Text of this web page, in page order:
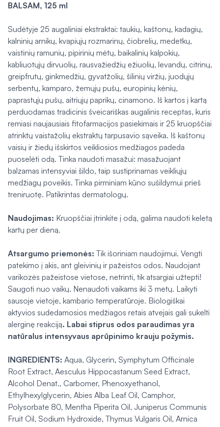
BALSAM, 125 ml
Sudėtyje 25 augaliniai ekstraktai: taukių, kaštonų, kadagių,
kalninių arnikų, kvapiųjų rozmarinų, čiobrelių, medetkų,
vaistinių ramunių, pipirinių mėtų, baikalinių kalpokių,
kabliuotųjų dirvuolių, rausvažiedžių ežiuolių, levandų, citrinų,
greipfrutų, ginkmedžių, gyvatžolių, šilinių viržių, juodųjų
serbentų, kamparo, žemųjų pušų, europinių kėnių,
paprastųjų pušų, aitriųjų paprikų, cinamono. Iš kartos į kartą
perduodamas tradicinis šveicariškas augalinis receptas, kuris
remiasi naujausiais fitofarmacijos pasiekimais ir 25 kruopščiai
atrinktų vaistažolių ekstraktų tarpusavio sąveika. Iš kaštonų
vaisių ir žiedų išskirtos veikliosios medžiagos padeda
puoselėti odą. Tinka naudoti masažui: masažuojant
balzamas intensyviai šildo, taip sustiprinamas veikliųjų
medžiagų poveikis. Tinka pirminiam kūno sušildymui prieš
treniruotę. Patikrintas dermatologų.
Naudojimas: Kruopščiai įtrinkite į odą, galima naudoti keletą
kartų per dieną.
Atsargumo priemonės: Tik išoriniam naudojimui. Vengti
patekimo į akis, ant gleivinių ir pažeistos odos. Naudojant
varikozės pažeistose vietose, netrinti, tik atsargiai užtepti!
Saugoti nuo vaikų. Nenaudoti vaikams iki 3 metų. Laikyti
sausoje vietoje, kambario temperatūroje. Biologiškai
aktyvios sudedamosios medžiagos retais atvejais gali sukelti
alerginę reakciją. Labai stiprus odos paraudimas yra
natūralus intensyvaus aprūpinimo krauju požymis.
INGREDIENTS: Aqua, Glycerin, Symphytum Officinale
Root Extract, Aesculus Hippocastanum Seed Extract,
Alcohol Denat., Carbomer, Phenoxyethanol,
Ethylhexylglycerin, Abies Alba Leaf Oil, Camphor,
Polysorbate 80, Mentha Piperita Oil, Juniperus Communis
Fruit Oil, Sodium Hydroxide, Thymus Vulgaris Oil, Arnica